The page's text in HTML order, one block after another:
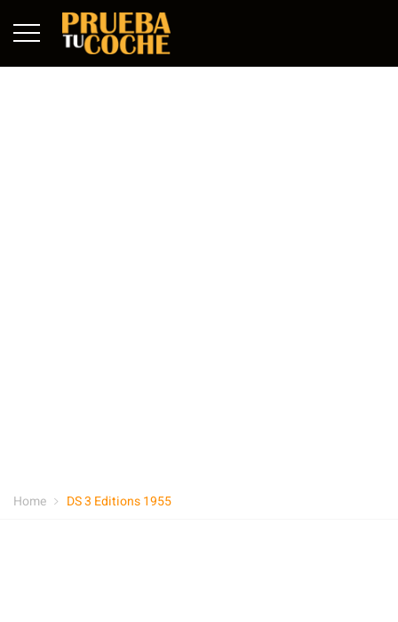
Home DS 3 Editions 1955